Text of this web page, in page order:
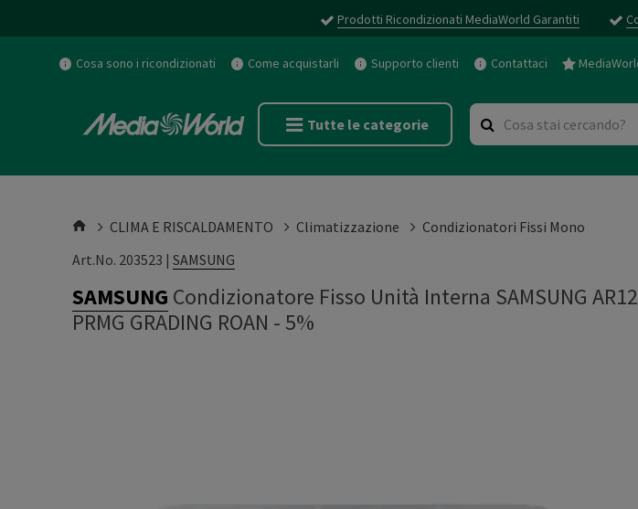
Prodotti Ricondizionati MediaWorld Garantiti
Cosa sono i ricondizionati Come acquistarli Supporto clienti Contattaci
Tutte le categorie
CLIMA E RISCALDAMENTO Climatizzazione
Condizionatori Fissi Mono
Art.No. 203523 | SAMSUNG
SAMSUNG Condizionatore Fisso Unità Interna SAMSUNG
PRMG GRADING ROAN - 5%